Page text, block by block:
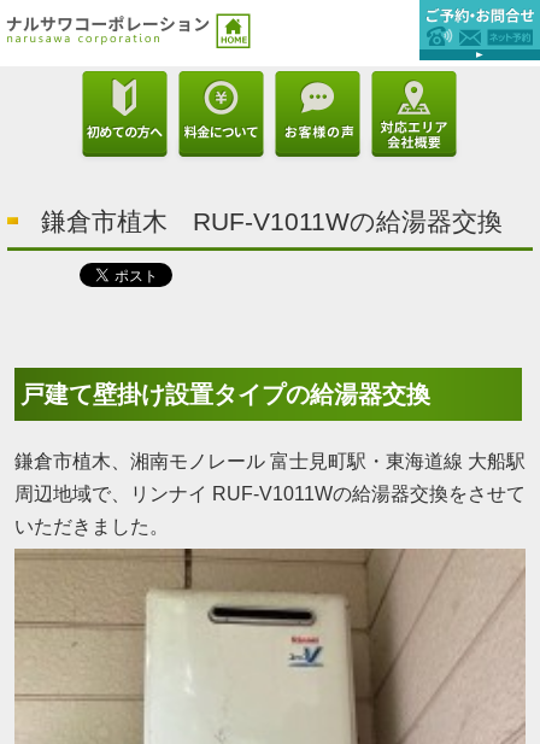
鎌倉市植木 RUF-V1011Wの給湯器交換
戸建て壁掛け設置タイプの給湯器交換
鎌倉市植木、湘南モノレール 富士見町駅・東海道線 大船駅
周辺地域で、リンナイ RUF-V1011Wの給湯器交換をさせて
いただきました。